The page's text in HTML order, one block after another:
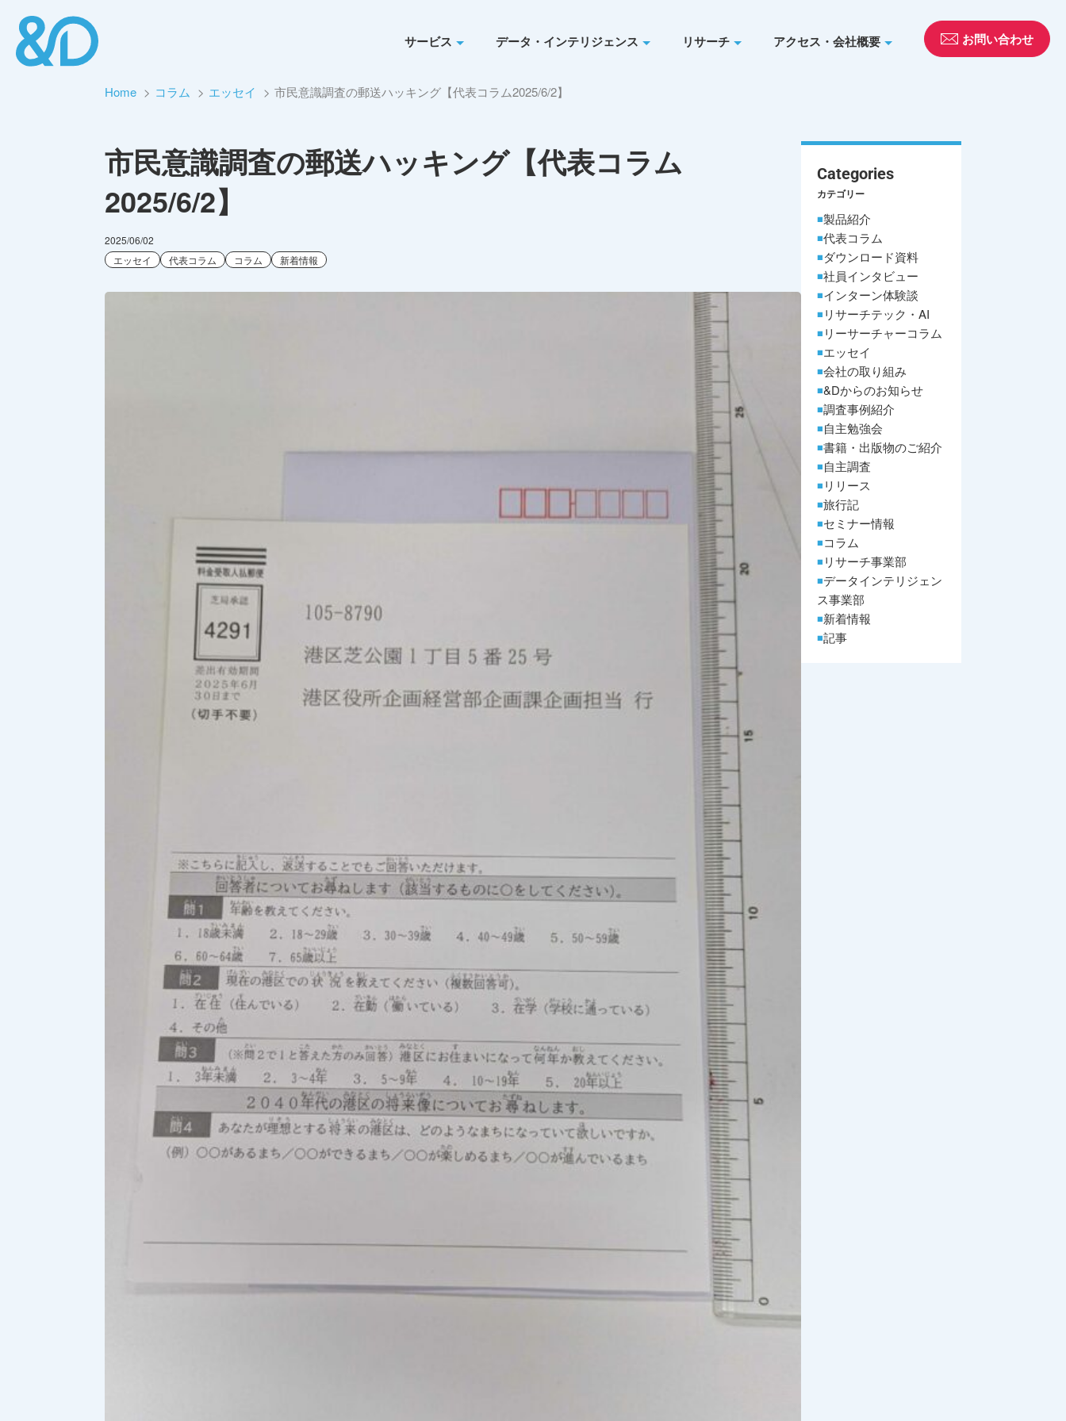
サービス データ・インテリジェンス リサーチ アクセス・会社概要 お問い合わせ
Home コラム エッセイ 市民意識調査の郵送ハッキング【代表コラム2025/6/2】
市民意識調査の郵送ハッキング【代表コラム
2025/6/2】
2025/06/02
エッセイ
代表コラム コラム 新着情報
Categories
カテゴリー
製品紹介
代表コラム
ダウンロード資料
社員インタビュー
インターン体験談
リサーチテック・AI
リーサーチャーコラム
エッセイ
会社の取り組み
&Dからのお知らせ
調査事例紹介
自主勉強会
書籍・出版物のご紹介
自主調査
リリース
旅行記
セミナー情報
コラム
リサーチ事業部
データインテリジェン
ス事業部
新着情報
記事